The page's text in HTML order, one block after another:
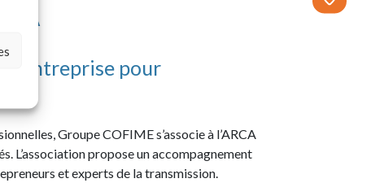
pour
Groupe COFIME s’associe à l’ARCA
L’association propose un accompagnement
et experts de la transmission.